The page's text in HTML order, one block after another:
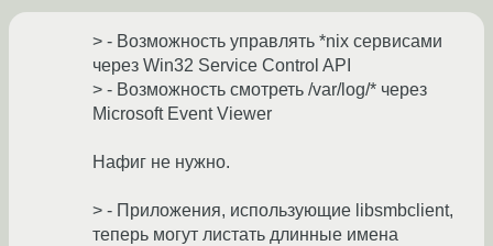
> - Возможность управлять *nix сервисами
через Win32 Service Control API
> - Возможность смотреть /var/log/* через
Microsoft Event Viewer
Нафиг не нужно.
> - Приложения, использующие libsmbclient,
теперь могут листать длинные имена